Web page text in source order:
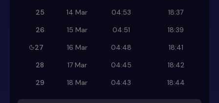
25
14 Mar 04:53
18:37
26
15 Mar 04:51
18:39
27
16 Mar 04:48
18:41
28
17 Mar 04:45
18:42
29
18 Mar 04:43 18:44